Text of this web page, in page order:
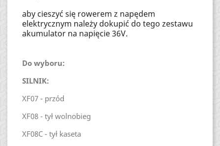
aby cieszyć się rowerem z napędem
elektrycznym należy dokupić do tego zestawu
akumulator na napięcie 36V.
Do wyboru:
SILNIK:
XF07 - przód
XF08 - tył wolnobieg
XF08C - tył kaseta